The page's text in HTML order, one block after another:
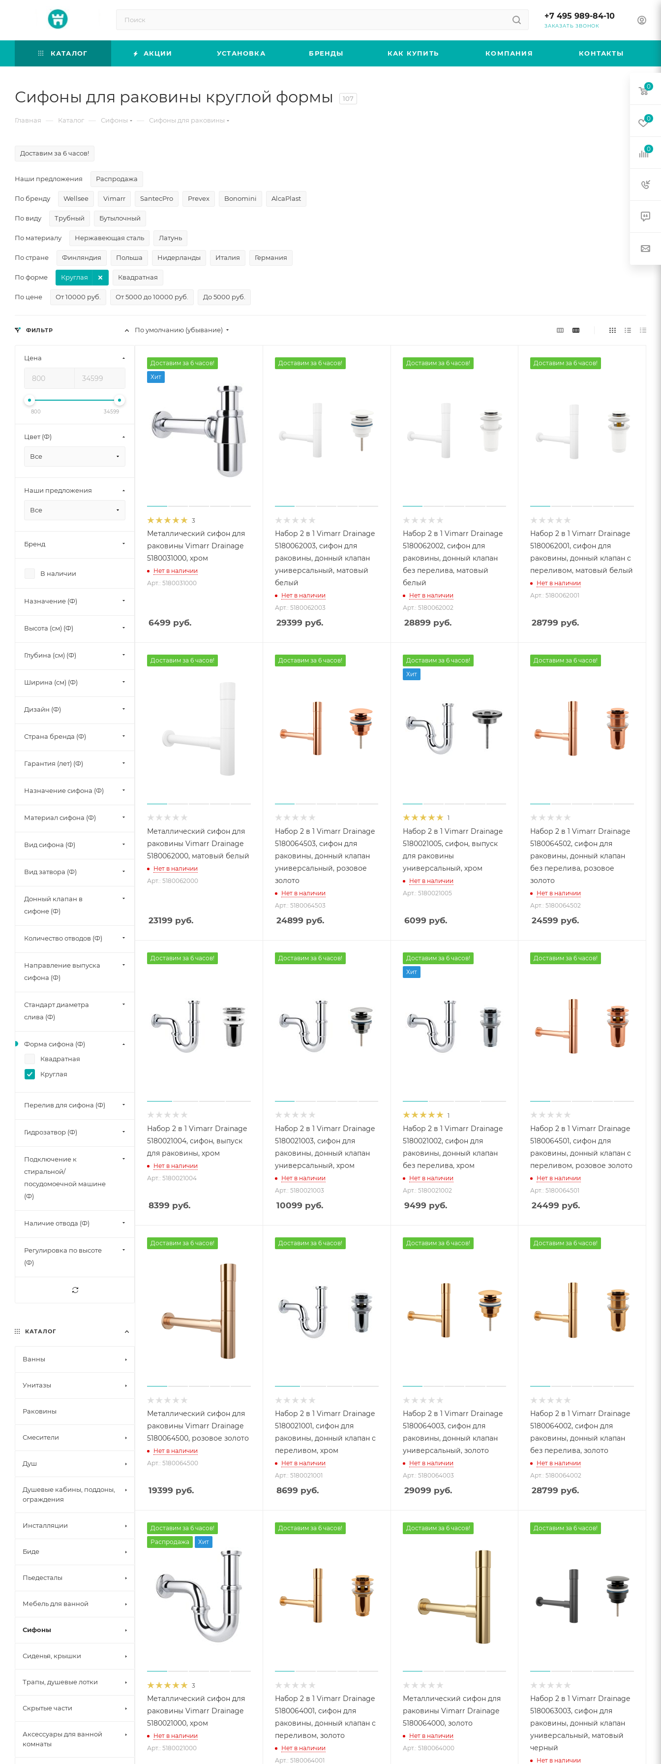
+7 495 989-84-10
ЗАКАЗАТЬ ЗВОНОК
КАТАЛОГ АКЦИИ УСТАНОВКА БРЕНДЫ КАК КУПИТЬ КОМПАНИЯ КОНТАКТЫ
Сифоны для раковины круглой формы 107
Главная — Каталог — Сифоны — Сифоны для раковины
Доставим за 6 часов!
Наши предложения Распродажа
По бренду Wellsee Vimarr SantecPro Prevex Bonomini AlcaPlast
По виду Трубный Бутылочный
По материалу Нержавеющая сталь Латунь
По стране Финляндия Польша Нидерланды Италия Германия
По форме Круглая Квадратная
По цене От 10000 руб. От 5000 до 10000 руб. До 5000 руб.
По умолчанию (убывание)
Доставим за 6 часов!
Хит
3
Металлический сифон для
раковины Vimarr Drainage
5180031000, хром
Нет в наличии
Арт.: 5180031000
6499 руб.
Доставим за 6 часов!
Набор 2 в 1 Vimarr Drainage
5180062003, сифон для
раковины, донный клапан
универсальный, матовый
белый
Нет в наличии
Арт.: 5180062003
29399 руб.
Доставим за 6 часов!
Набор 2 в 1 Vimarr Drainage
5180062002, сифон для
раковины, донный клапан
без перелива, матовый
белый
Нет в наличии
Арт.: 5180062002
28899 руб.
Доставим за 6 часов!
Набор 2 в 1 Vimarr Drainage
5180062001, сифон для
раковины, донный клапан с
переливом, матовый белый
Нет в наличии
Арт.: 5180062001
28799 руб.
Доставим за 6 часов!
Металлический сифон для
раковины Vimarr Drainage
5180062000, матовый белый
Нет в наличии
Арт.: 5180062000
23199 руб.
Доставим за 6 часов!
Набор 2 в 1 Vimarr Drainage
5180064503, сифон для
раковины, донный клапан
универсальный, розовое
золото
Нет в наличии
Арт.: 5180064503
24899 руб.
Доставим за 6 часов!
Хит
1
Набор 2 в 1 Vimarr Drainage
5180021005, сифон, выпуск
для раковины
универсальный, хром
Нет в наличии
Арт.: 5180021005
6099 руб.
Доставим за 6 часов!
Набор 2 в 1 Vimarr Drainage
5180064502, сифон для
раковины, донный клапан
без перелива, розовое
золото
Нет в наличии
Арт.: 5180064502
24599 руб.
Доставим за 6 часов!
Набор 2 в 1 Vimarr Drainage
5180021004, сифон, выпуск
для раковины, хром
Нет в наличии
Арт.: 5180021004
8399 руб.
Доставим за 6 часов!
Набор 2 в 1 Vimarr Drainage
5180021003, сифон для
раковины, донный клапан
универсальный, хром
Нет в наличии
Арт.: 5180021003
10099 руб.
Доставим за 6 часов!
Хит
1
Набор 2 в 1 Vimarr Drainage
5180021002, сифон для
раковины, донный клапан
без перелива, хром
Нет в наличии
Арт.: 5180021002
9499 руб.
Доставим за 6 часов!
Набор 2 в 1 Vimarr Drainage
5180064501, сифон для
раковины, донный клапан с
переливом, розовое золото
Нет в наличии
Арт.: 5180064501
24499 руб.
Доставим за 6 часов!
Металлический сифон для
раковины Vimarr Drainage
5180064500, розовое золото
Нет в наличии
Арт.: 5180064500
19399 руб.
Доставим за 6 часов!
Набор 2 в 1 Vimarr Drainage
5180021001, сифон для
раковины, донный клапан с
переливом, хром
Нет в наличии
Арт.: 5180021001
8699 руб.
Доставим за 6 часов!
Набор 2 в 1 Vimarr Drainage
5180064003, сифон для
раковины, донный клапан
универсальный, золото
Нет в наличии
Арт.: 5180064003
29099 руб.
Доставим за 6 часов!
Набор 2 в 1 Vimarr Drainage
5180064002, сифон для
раковины, донный клапан
без перелива, золото
Нет в наличии
Арт.: 5180064002
28799 руб.
Доставим за 6 часов!
Распродажа
Хит
3
Металлический сифон для
раковины Vimarr Drainage
5180021000, хром
Нет в наличии
Арт.: 5180021000
Доставим за 6 часов!
Набор 2 в 1 Vimarr Drainage
5180064001, сифон для
раковины, донный клапан с
переливом, золото
Нет в наличии
Арт.: 5180064001
Доставим за 6 часов!
Металлический сифон для
раковины Vimarr Drainage
5180064000, золото
Нет в наличии
Арт.: 5180064000
Доставим за 6 часов!
Набор 2 в 1 Vimarr Drainage
5180063003, сифон для
раковины, донный клапан
универсальный, матовый
черный
Нет в наличии
ФИЛЬТР
Цена
800 34599
Цвет (Ф)
Все
Наши предложения
Все
Бренд
В наличии
Назначение (Ф)
Высота (см) (Ф)
Глубина (см) (Ф)
Ширина (см) (Ф)
Дизайн (Ф)
Страна бренда (Ф)
Гарантия (лет) (Ф)
Назначение сифона (Ф)
Материал сифона (Ф)
Вид сифона (Ф)
Вид затвора (Ф)
Донный клапан в
сифоне (Ф)
Количество отводов (Ф)
Направление выпуска
сифона (Ф)
Стандарт диаметра
слива (Ф)
Форма сифона (Ф)
Квадратная
Круглая
Перелив для сифона (Ф)
Гидрозатвор (Ф)
Подключение к
стиральной/
посудомоечной машине
(Ф)
Наличие отвода (Ф)
Регулировка по высоте
(Ф)
КАТАЛОГ
Ванны
Унитазы
Раковины
Смесители
Душ
Душевые кабины, поддоны,
ограждения
Инсталляции
Биде
Пьедесталы
Мебель для ванной
Сифоны
Сиденья, крышки
Трапы, душевые лотки
Скрытые части
Аксессуары для ванной
комнаты
0
0
0